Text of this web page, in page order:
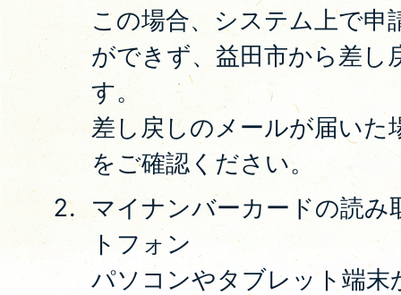
この場合、システム上で申
ができず、益田市から差し
す。
差し戻しのメールが届いた
をご確認ください。
マイナンバーカードの読み
トフォン
パソコンやタブレット端末